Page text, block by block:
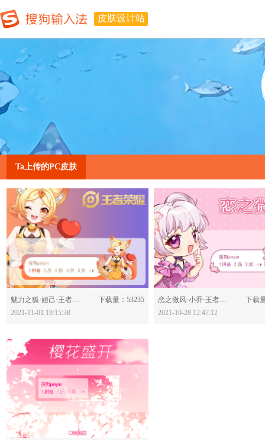
皮肤设计站
Ta上传的PC皮肤
分享：
魅力之狐·妲己·王者荣耀-622370
下载量：53235
2021-11-01 19:15:38
分享：
恋之微风·小乔·王者荣耀-622312
下载
2021-10-28 12:47:12